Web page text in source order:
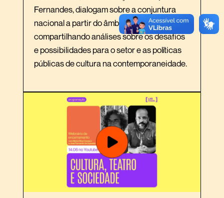
Fernandes, dialogam sobre a conjuntura
nacional a partir do âmbito cultural,
compartilhando análises sobre os desafios
e possibilidades para o setor e as políticas
públicas de cultura na contemporaneidade.